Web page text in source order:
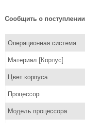
Сообщить о поступлении
Операционная система
Материал [Корпус]
Цвет корпуса
Процессор
Модель процессора